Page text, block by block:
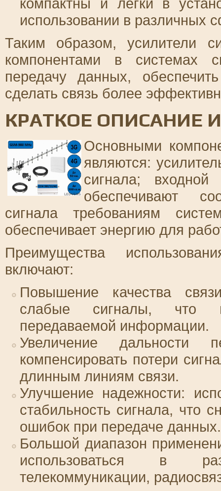
использовании в различных
Таким образом, усилители
компонентами в системах
передачу данных,
сделать связь более
КРАТКОЕ ОПИСАНИЕ
Основными
являются:
сигнала;
обеспечивают
сигнала требованиям
обеспечивает энергию для
Преимущества
включают:
Повышение качества
слабые сигналы, что
передаваемой информации.
Увеличение дальности
компенсировать потери
длинным линиям связи.
Улучшение надежности:
стабильность сигнала, что
ошибок при передаче данных.
Большой диапазон
использоваться в
телекоммуникации,